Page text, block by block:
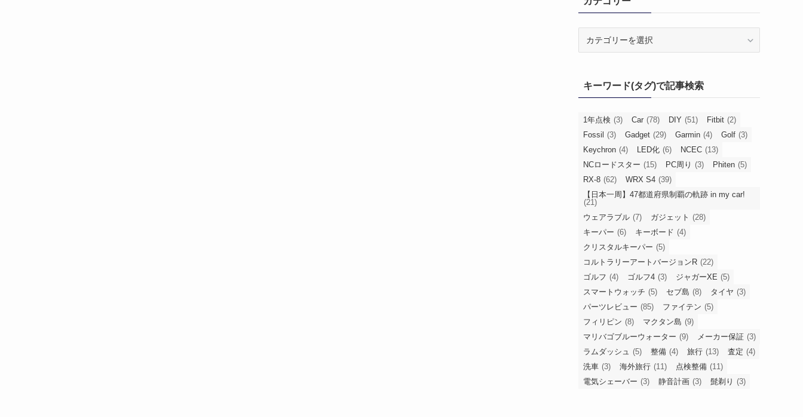
ーキーワード(タグ)で記事検索
1年点検 (3) Car (78) DIY (51) Fitbit (2)
Fossil (3) Gadget (29) Garmin (4) Golf (3)
Keychron (4) LED化 (6) NCEC (13)
NCロードスター (15) PC周り (3) Phiten (5)
RX-8 (62) WRX S4 (39)
【日本一周】47都道府県制覇の軌跡 in my car!
(21)
ウェアラブル (7) ガジェット (28)
キーパー (6) キーボード (4)
クリスタルキーパー (5)
コルトラリーアートバージョンR (22)
ゴルフ (4) ゴルフ4 (3) ジャガーXE (5)
スマートウォッチ (5) セブ島 (8) タイヤ (3)
パーツレビュー (85) ファイテン (5)
フィリピン (8) マクタン島 (9)
マリバゴブルーウォーター (9) メーカー保証 (3)
ラムダッシュ (5) 整備 (4) 旅行 (13) 査定 (4)
洗車 (3) 海外旅行 (11) 点検整備 (11)
電気シェーバー (3) 静音計画 (3) 髭剃り (3)